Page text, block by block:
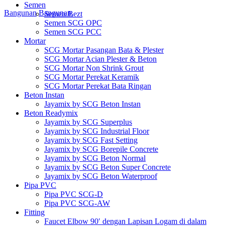
Bangunan Bangunan
Semen
Semen Bezt
Semen SCG OPC
Semen SCG PCC
Mortar
SCG Mortar Pasangan Bata & Plester
SCG Mortar Acian Plester & Beton
SCG Mortar Non Shrink Grout
SCG Mortar Perekat Keramik
SCG Mortar Perekat Bata Ringan
Beton Instan
Jayamix by SCG Beton Instan
Beton Readymix
Jayamix by SCG Superplus
Jayamix by SCG Industrial Floor
Jayamix by SCG Fast Setting
Jayamix by SCG Borepile Concrete
Jayamix by SCG Beton Normal
Jayamix by SCG Beton Super Concrete
Jayamix by SCG Beton Waterproof
Pipa PVC
Pipa PVC SCG-D
Pipa PVC SCG-AW
Fitting
Faucet Elbow 90′ dengan Lapisan Logam di dalam